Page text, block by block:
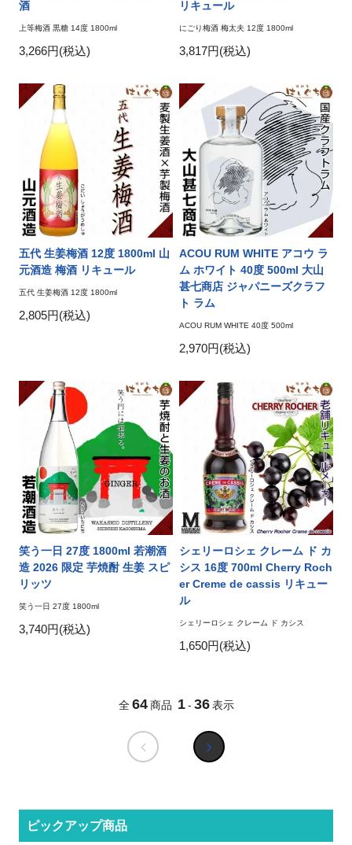
酒
上等梅酒 黒糖 14度 1800ml
3,266円(税込)
リキュール
にごり梅酒 梅太夫 12度 1800ml
3,817円(税込)
五代 生姜梅酒 12度 1800ml 山
元酒造 梅酒 リキュール
五代 生姜梅酒 12度 1800ml
2,805円(税込)
ACOU RUM WHITE アコウ ラ
ム ホワイト 40度 500ml 大山
甚七商店 ジャパニーズクラフ
ト ラム
ACOU RUM WHITE 40度 500ml
2,970円(税込)
笑う一日 27度 1800ml 若潮酒
造 2026 限定 芋焼酎 生姜 スピ
リッツ
笑う一日 27度 1800ml
3,740円(税込)
シェリーロシェ クレーム ド カ
シス 16度 700ml Cherry Roch
er Creme de cassis リキュー
ル
シェリーロシェ クレーム ド カシス
1,650円(税込)
全 64 商品 1 - 36 表示
ピックアップ商品